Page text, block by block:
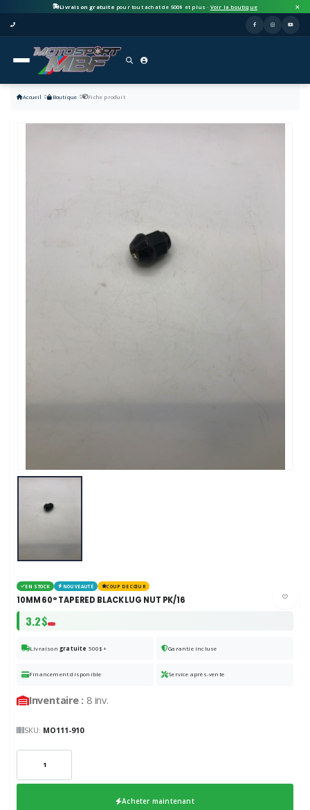
Livraison gratuite pour tout achat de 500$ et plus · Voir la boutique
Accueil Boutique Fiche produit
EN STOCK NOUVEAUTÉ COUP DE CŒUR
10MM 60° TAPERED BLACK LUG NUT PK/16
3.2$
Livraison gratuite 500$+ Garantie incluse
Financement disponible Service après-vente
Inventaire : 8 inv.
SKU: MO111-910
Acheter maintenant